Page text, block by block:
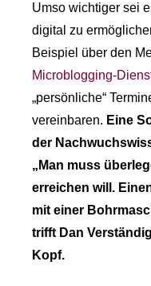
Umso wichtiger sei
digital zu
Beispiel über den
Microblogging-
„persönliche“
vereinbaren. Eine
der
„Man muss
erreichen will.
mit einer
trifft Dan
Kopf.